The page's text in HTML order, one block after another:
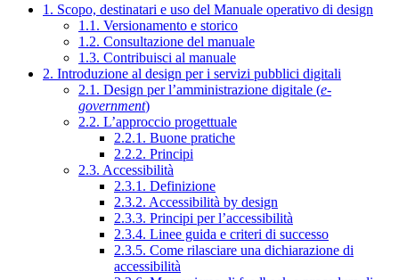
1. Scopo, destinatari e uso del Manuale operativo di design
1.1. Versionamento e storico
1.2. Consultazione del manuale
1.3. Contribuisci al manuale
2. Introduzione al design per i servizi pubblici digitali
2.1. Design per l’amministrazione digitale (e-
government)
2.2. L’approccio progettuale
2.2.1. Buone pratiche
2.2.2. Principi
2.3. Accessibilità
2.3.1. Definizione
2.3.2. Accessibilità by design
2.3.3. Principi per l’accessibilità
2.3.4. Linee guida e criteri di successo
2.3.5. Come rilasciare una dichiarazione di
accessibilità